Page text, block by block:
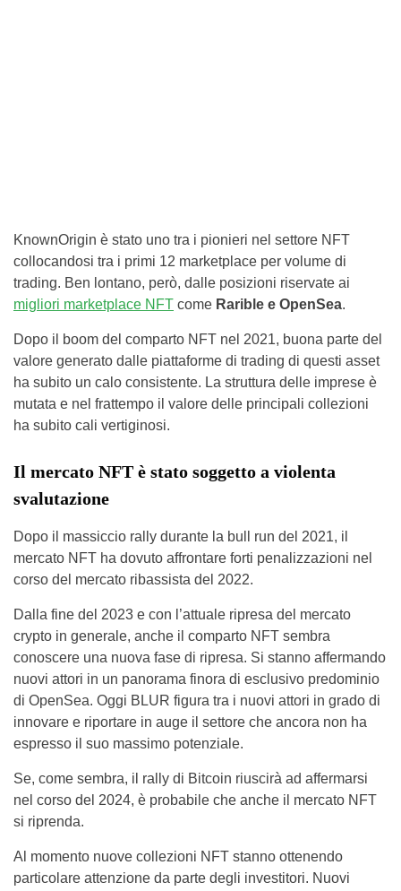
KnownOrigin è stato uno tra i pionieri nel settore NFT
collocandosi tra i primi 12 marketplace per volume di
trading. Ben lontano, però, dalle posizioni riservate ai
migliori marketplace NFT come Rarible e OpenSea.
Dopo il boom del comparto NFT nel 2021, buona parte del
valore generato dalle piattaforme di trading di questi asset
ha subito un calo consistente. La struttura delle imprese è
mutata e nel frattempo il valore delle principali collezioni
ha subito cali vertiginosi.
Il mercato NFT è stato soggetto a violenta
svalutazione
Dopo il massiccio rally durante la bull run del 2021, il
mercato NFT ha dovuto affrontare forti penalizzazioni nel
corso del mercato ribassista del 2022.
Dalla fine del 2023 e con l’attuale ripresa del mercato
crypto in generale, anche il comparto NFT sembra
conoscere una nuova fase di ripresa. Si stanno affermando
nuovi attori in un panorama finora di esclusivo predominio
di OpenSea. Oggi BLUR figura tra i nuovi attori in grado di
innovare e riportare in auge il settore che ancora non ha
espresso il suo massimo potenziale.
Se, come sembra, il rally di Bitcoin riuscirà ad affermarsi
nel corso del 2024, è probabile che anche il mercato NFT
si riprenda.
Al momento nuove collezioni NFT stanno ottenendo
particolare attenzione da parte degli investitori. Nuovi